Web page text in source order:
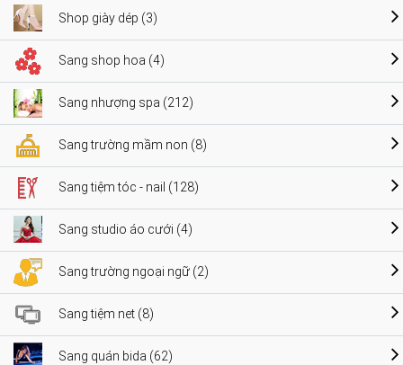
Shop giày dép (3)
Sang shop hoa (4)
Sang nhượng spa (212)
Sang trường mầm non (8)
Sang tiệm tóc - nail (128)
Sang studio áo cưới (4)
Sang trường ngoại ngữ (2)
Sang tiệm net (8)
Sang quán bida (62)